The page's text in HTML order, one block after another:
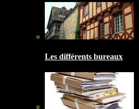
Les différents bureaux